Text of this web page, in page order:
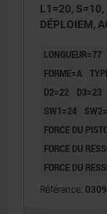
Forme A :
L1=20, S=10,
DÉPLOIEM,
LONGUEUR=77
FORME=A
D2=22
D3=23
SW1=24
FORCE DU
FORCE DU
FORCE DU
Référence: